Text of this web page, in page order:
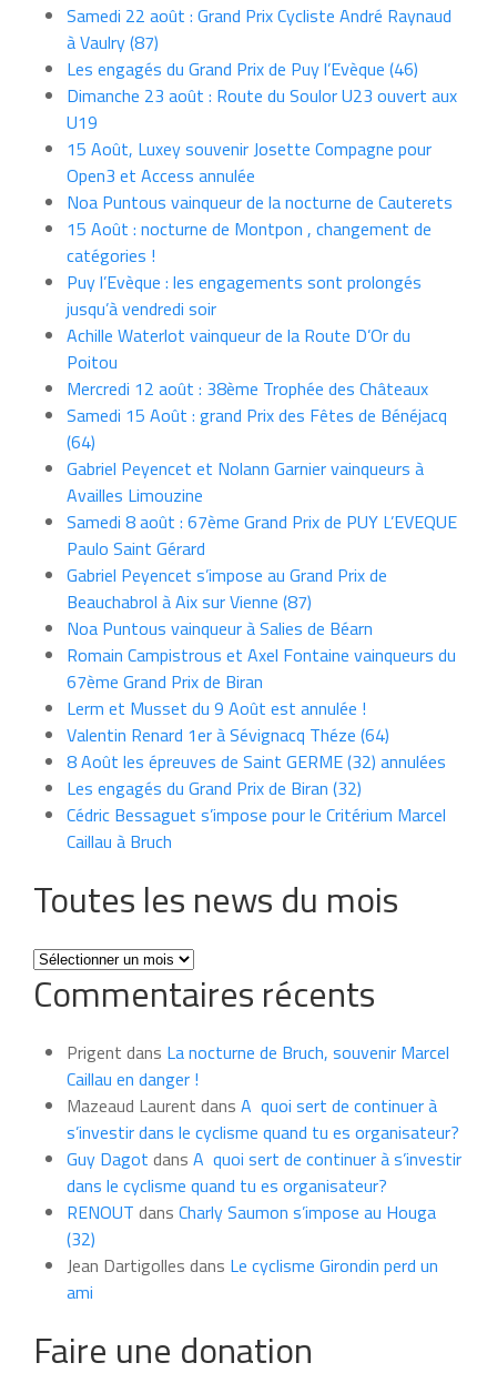
Samedi 22 août : Grand Prix Cycliste André Raynaud
à Vaulry (87)
Les engagés du Grand Prix de Puy l’Evèque (46)
Dimanche 23 août : Route du Soulor U23 ouvert aux
U19
15 Août, Luxey souvenir Josette Compagne pour
Open3 et Access annulée
Noa Puntous vainqueur de la nocturne de Cauterets
15 Août : nocturne de Montpon , changement de
catégories !
Puy l’Evèque : les engagements sont prolongés
jusqu’à vendredi soir
Achille Waterlot vainqueur de la Route D’Or du
Poitou
Mercredi 12 août : 38ème Trophée des Châteaux
Samedi 15 Août : grand Prix des Fêtes de Bénéjacq
(64)
Gabriel Peyencet et Nolann Garnier vainqueurs à
Availles Limouzine
Samedi 8 août : 67ème Grand Prix de PUY L’EVEQUE
Paulo Saint Gérard
Gabriel Peyencet s’impose au Grand Prix de
Beauchabrol à Aix sur Vienne (87)
Noa Puntous vainqueur à Salies de Béarn
Romain Campistrous et Axel Fontaine vainqueurs du
67ème Grand Prix de Biran
Lerm et Musset du 9 Août est annulée !
Valentin Renard 1er à Sévignacq Théze (64)
8 Août les épreuves de Saint GERME (32) annulées
Les engagés du Grand Prix de Biran (32)
Cédric Bessaguet s’impose pour le Critérium Marcel
Caillau à Bruch
Toutes les news du mois
Toutes
les
news
mois
Commentaires récents
Prigent dans La nocturne de Bruch, souvenir Marcel
Caillau en danger !
Mazeaud Laurent dans A quoi sert de continuer à
s’investir dans le cyclisme quand tu es organisateur?
Guy Dagot dans A quoi sert de continuer à s’investir
dans le cyclisme quand tu es organisateur?
RENOUT dans Charly Saumon s’impose au Houga
(32)
Jean Dartigolles dans Le cyclisme Girondin perd un
ami
Faire une donation